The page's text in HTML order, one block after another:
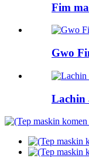
Fim
Gwo
Lachin